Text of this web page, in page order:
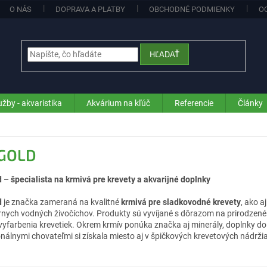
O NÁS DOPRAVA A PLATBY OBCHODNÉ PODMIENKY
HĽADAŤ
- akvaristika Akvárium na kľúč Referencie Články
– špecialista na krmivá pre krevety a akvarijné doplnky
je značka zameraná na kvalitné krmivá pre sladkovodné krevety, ako
vodných živočíchov. Produkty sú vyvíjané s dôrazom na
krevetiek. Okrem krmív ponúka značka aj minerály, doplnky
chovateľmi si získala miesto aj v špičkových krevetových